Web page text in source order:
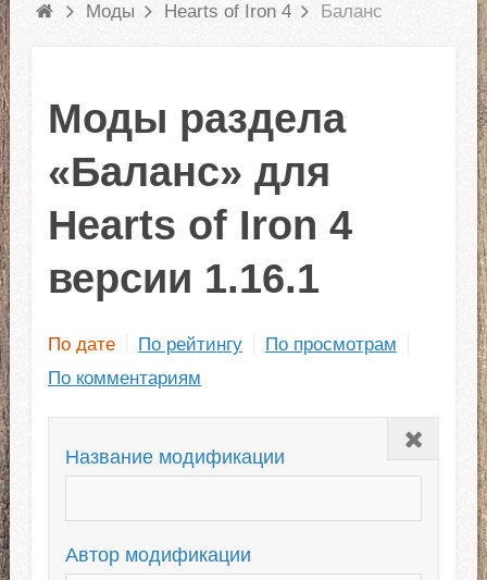
Моды Hearts of Iron 4 Баланс
Моды раздела
«Баланс» для
Hearts of Iron 4
версии 1.16.1
По дате По рейтингу
По просмотрам
По комментариям
Закрыть
Название модификации
Автор модификации